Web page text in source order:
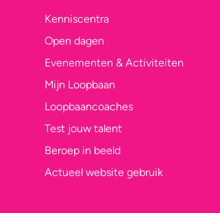
Kenniscentra
Open dagen
Evenementen & Activiteiten
Mijn Loopbaan
Loopbaancoaches
Test jouw talent
Beroep in beeld
Actueel website gebruik